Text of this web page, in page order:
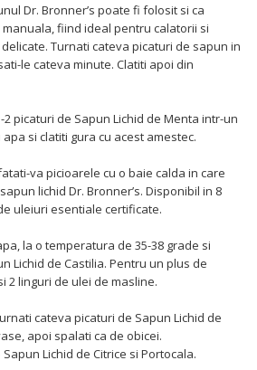
Dr. Bronner’s poate fi folosit si ca
fiind ideal pentru calatorii si
Turnati cateva picaturi de sapun in
le cateva minute. Clatiti apoi din
2 picaturi de Sapun Lichid de Menta intr-un
si clatiti gura cu acest amestec.
va picioarele cu o baie calda in care
lichid Dr. Bronner’s. Disponibil in 8
uleiuri esentiale certificate.
la o temperatura de 35-38 grade si
Lichid de Castilia. Pentru un plus de
2 linguri de ulei de masline.
cateva picaturi de Sapun Lichid de
apoi spalati ca de obicei.
Lichid de Citrice si Portocala.